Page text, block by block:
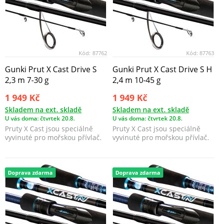
Kód: 87762
Gunki Prut X Cast Drive S
2,3 m 7-30 g
1 949 Kč
Skladem na ext. skladě
U vás doma: čtvrtek 20.8.
Pruty X Cast jsou speciálně
vyvinuté pro mořskou přívlač.
Kód: 87763
Gunki Prut X Cast Drive S H
2,4 m 10-45 g
1 949 Kč
Skladem na ext. skladě
U vás doma: čtvrtek 20.8.
Pruty X Cast jsou speciálně
vyvinuté pro mořskou přívlač.
Doprava zdarma Doprava zdarma